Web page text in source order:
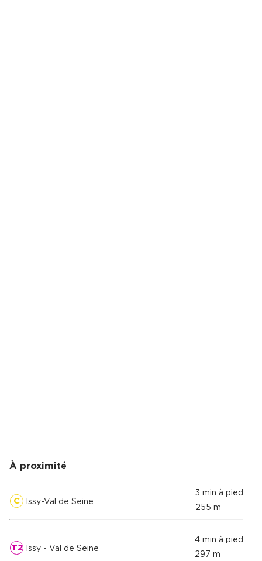
À proximité
C Issy-Val de Seine
3 min à pied
255 m
T2Issy - Val de Seine
4 min à pied
297 m